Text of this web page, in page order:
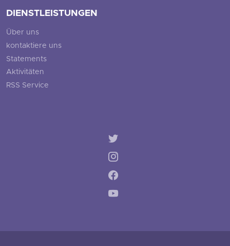
DIENSTLEISTUNGEN
Über uns
kontaktiere uns
Statements
Aktivitäten
RSS Service